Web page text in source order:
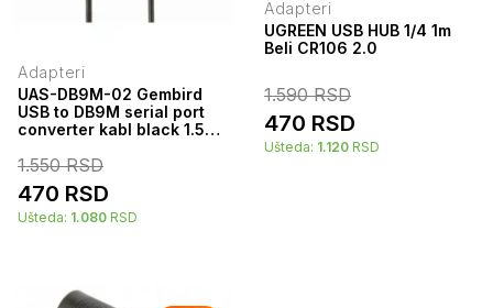
Adapteri
UAS-DB9M-02 Gembird
USB to DB9M serial port
converter kabl black 1.5m
1.550RSD
470 RSD
Ušteda: 1.080 RSD
Adapteri
UGREEN USB HUB 1/4 1m
Beli CR106 2.0
1.590RSD
470 RSD
Ušteda: 1.120 RSD